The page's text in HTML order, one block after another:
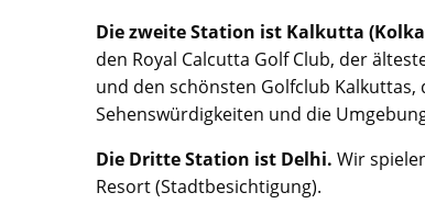
Die zweite Station ist Kalkutta
den Royal Calcutta Golf Club, der
und den schönsten Golfclub Kalkuttas,
Sehenswürdigkeiten und die
Die Dritte Station ist Delhi. Wir
Resort (Stadtbesichtigung).